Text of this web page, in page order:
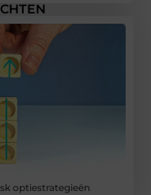
optiestrategieën